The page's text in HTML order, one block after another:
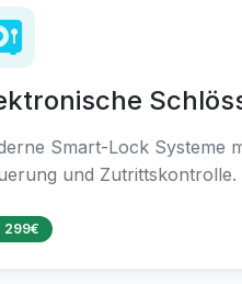
Smart-Lock Systeme
und Zutrittskontrolle.
299€